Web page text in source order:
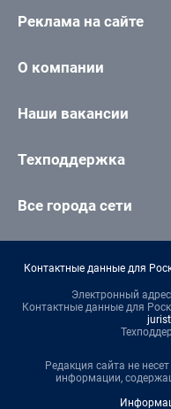
Реклама на сайте
О компании
Наши вакансии
Техподдержка
Все города сети
Контактные данные для
Электронный
Контактные данные для
Редакция сайта не
информации,